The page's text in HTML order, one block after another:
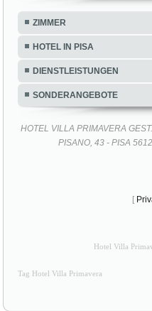
ZIMMER
HOTEL IN PISA
DIENSTLEISTUNGEN
SONDERANGEBOTE
HOTEL VILLA PRIMAVERA
PISANO, 43 - PISA
[
Hotel Villa
Tag Hotel Villa Primavera